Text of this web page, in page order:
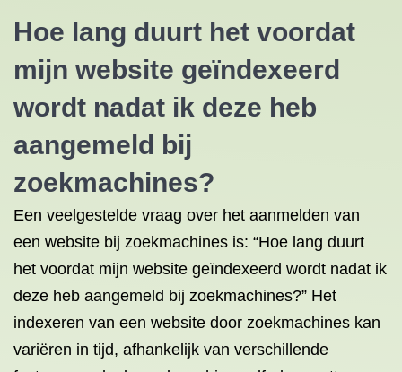
Hoe lang duurt het voordat
mijn website geïndexeerd
wordt nadat ik deze heb
aangemeld bij
zoekmachines?
Een veelgestelde vraag over het aanmelden van
een website bij zoekmachines is: “Hoe lang duurt
het voordat mijn website geïndexeerd wordt nadat ik
deze heb aangemeld bij zoekmachines?” Het
indexeren van een website door zoekmachines kan
variëren in tijd, afhankelijk van verschillende